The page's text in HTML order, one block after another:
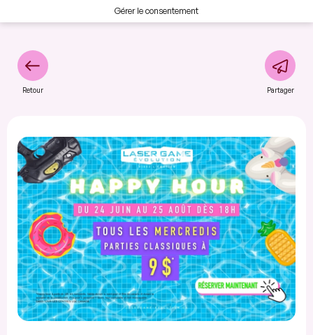
Gérer le consentement
Retour Partager